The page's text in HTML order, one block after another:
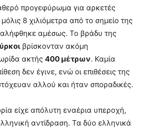
προγεφύρωμα για αρκετές
μόλις 8 χιλιόμετρα από το σημείο της
αμέσως. Το βράδυ της
βρίσκονταν ακόμη
ακτής 400 μέτρων. Καμία
δεν έγινε, ενώ οι επιθέσεις της
αλλού και ήταν σποραδικές.
είχε απόλυτη εναέρια υπεροχή,
αντίδραση. Τα δύο ελληνικά